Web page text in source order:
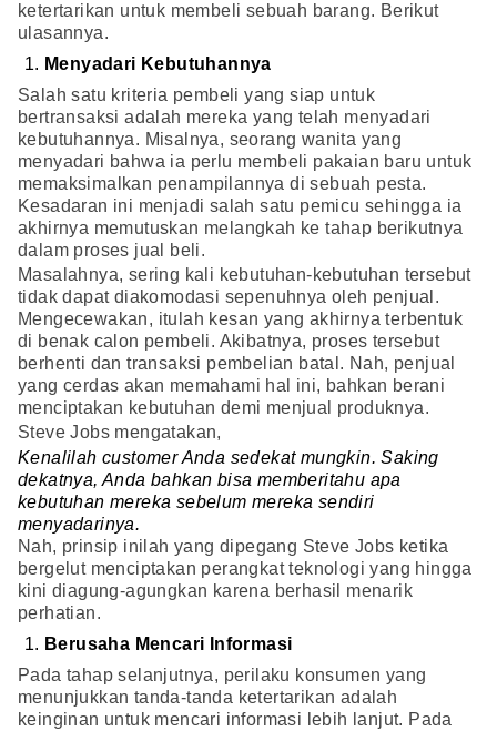
ketertarikan untuk membeli sebuah barang. Berikut
ulasannya.
Menyadari Kebutuhannya
Salah satu kriteria pembeli yang siap untuk
bertransaksi adalah mereka yang telah menyadari
kebutuhannya. Misalnya, seorang wanita yang
menyadari bahwa ia perlu membeli pakaian baru untuk
memaksimalkan penampilannya di sebuah pesta.
Kesadaran ini menjadi salah satu pemicu sehingga ia
akhirnya memutuskan melangkah ke tahap berikutnya
dalam proses jual beli.
Masalahnya, sering kali kebutuhan-kebutuhan tersebut
tidak dapat diakomodasi sepenuhnya oleh penjual.
Mengecewakan, itulah kesan yang akhirnya terbentuk
di benak calon pembeli. Akibatnya, proses tersebut
berhenti dan transaksi pembelian batal. Nah, penjual
yang cerdas akan memahami hal ini, bahkan berani
menciptakan kebutuhan demi menjual produknya.
Steve Jobs mengatakan,
Kenalilah customer Anda sedekat mungkin. Saking
dekatnya, Anda bahkan bisa memberitahu apa
kebutuhan mereka sebelum mereka sendiri
menyadarinya.
Nah, prinsip inilah yang dipegang Steve Jobs ketika
bergelut menciptakan perangkat teknologi yang hingga
kini diagung-agungkan karena berhasil menarik
perhatian.
Berusaha Mencari Informasi
Pada tahap selanjutnya, perilaku konsumen yang
menunjukkan tanda-tanda ketertarikan adalah
keinginan untuk mencari informasi lebih lanjut. Pada